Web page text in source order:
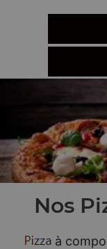
Nos
à